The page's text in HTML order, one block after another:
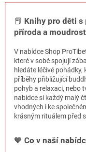
📕 Knihy pro děti s
příroda a
V nabídce Shop
které v sobě spojují
hledáte léčivé
příběhy přibližující
pohyb a relaxaci, nebo
nabídce si každý malý
vhodných i ke
krásným rituálem před
🧡 Co v naší